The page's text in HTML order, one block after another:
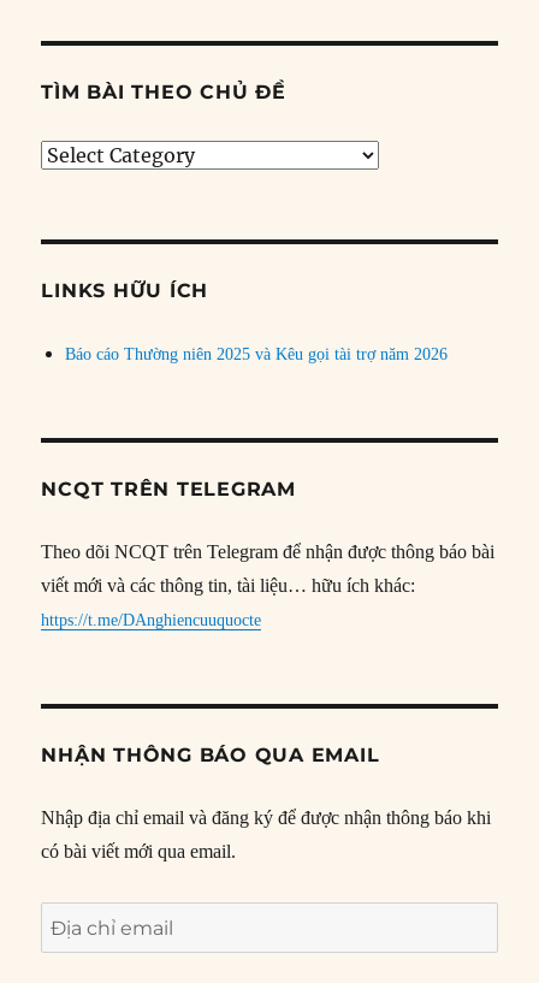
TÌM BÀI THEO CHỦ ĐỀ
Tìm
đề
LINKS HỮU ÍCH
Báo cáo Thường niên 2025 và Kêu gọi tài trợ năm 2026
NCQT TRÊN TELEGRAM
Theo dõi NCQT trên Telegram để nhận được thông báo bài
viết mới và các thông tin, tài liệu… hữu ích khác:
https://t.me/DAnghiencuuquocte
NHẬN THÔNG BÁO QUA EMAIL
Nhập địa chỉ email và đăng ký để được nhận thông báo khi
có bài viết mới qua email.
Địa
chỉ